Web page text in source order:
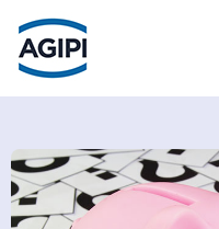
Accès au menu
Accès au contenu principal